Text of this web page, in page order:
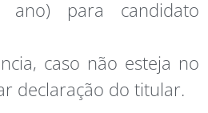
para candidato
caso não esteja no
declaração do titular.